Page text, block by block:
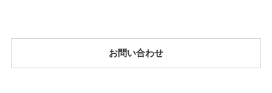
お問い合わせ